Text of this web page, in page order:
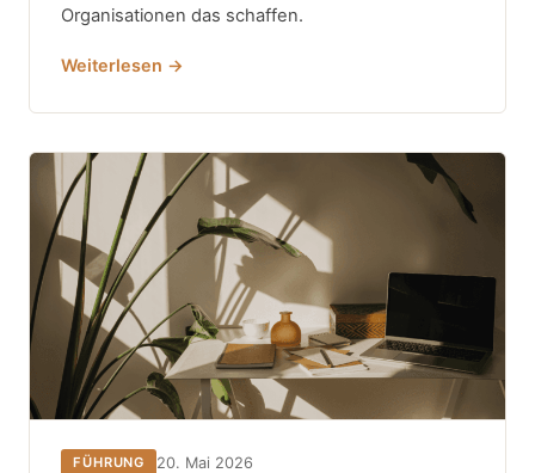
Organisationen das schaffen.
Weiterlesen →
FÜHRUNG 20. Mai 2026